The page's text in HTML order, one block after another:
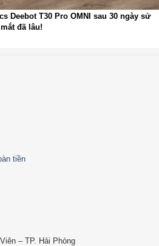
Deebot T30 Pro OMNI sau 30 ngày sử
đã lâu!
tiền
– TP. Hải Phòng